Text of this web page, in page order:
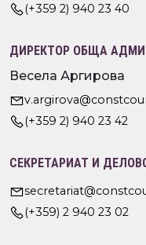
(+359 2) 940 23 40
ДИРЕКТОР ОБЩА
Весела Аргирова
(+359 2) 940 23 42
СЕКРЕТАРИАТ И
(+359) 2 940 23 02